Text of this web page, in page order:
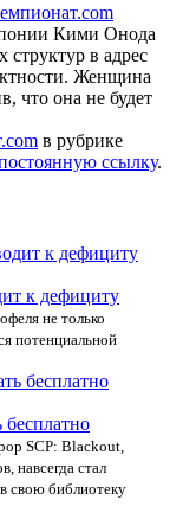
Кими Онода
структур в адрес
Женщина
что она не будет
в рубрике
ссылку.
к дефициту
не только
потенциальной
бесплатно
SCP: Blackout,
навсегда стал
свою библиотеку